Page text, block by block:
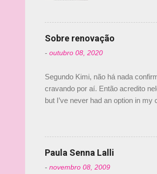
dirigente foi
verdade, nós
Senna, não
Sobre renovação
- outubro 08, 2020
Segundo Kimi, não há nada
cravando por aí. Então acredito
but I’ve never had an option in
falando sobre o fato do Iceman
@RGrosjean ! #EifelGP 🇩🇪 #F1
Paula Senna Lalli
- novembro 08, 2009